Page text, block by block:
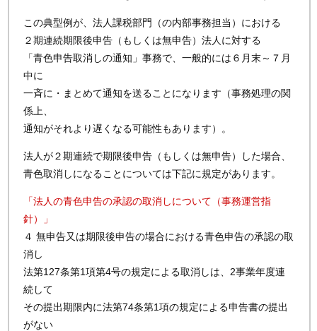
この典型例が、法人課税部門（の内部事務担当）における
２期連続期限後申告（もしくは無申告）法人に対する
「青色申告取消しの通知」事務で、一般的には６月末～７月
中に
一斉に・まとめて通知を送ることになります（事務処理の関
係上、
通知がそれより遅くなる可能性もあります）。
法人が２期連続で期限後申告（もしくは無申告）した場合、
青色取消しになることについては下記に規定があります。
「法人の青色申告の承認の取消しについて（事務運営指
針）」
４ 無申告又は期限後申告の場合における青色申告の承認の取
消し
法第127条第1項第4号の規定による取消しは、2事業年度連
続して
その提出期限内に法第74条第1項の規定による申告書の提出
がない